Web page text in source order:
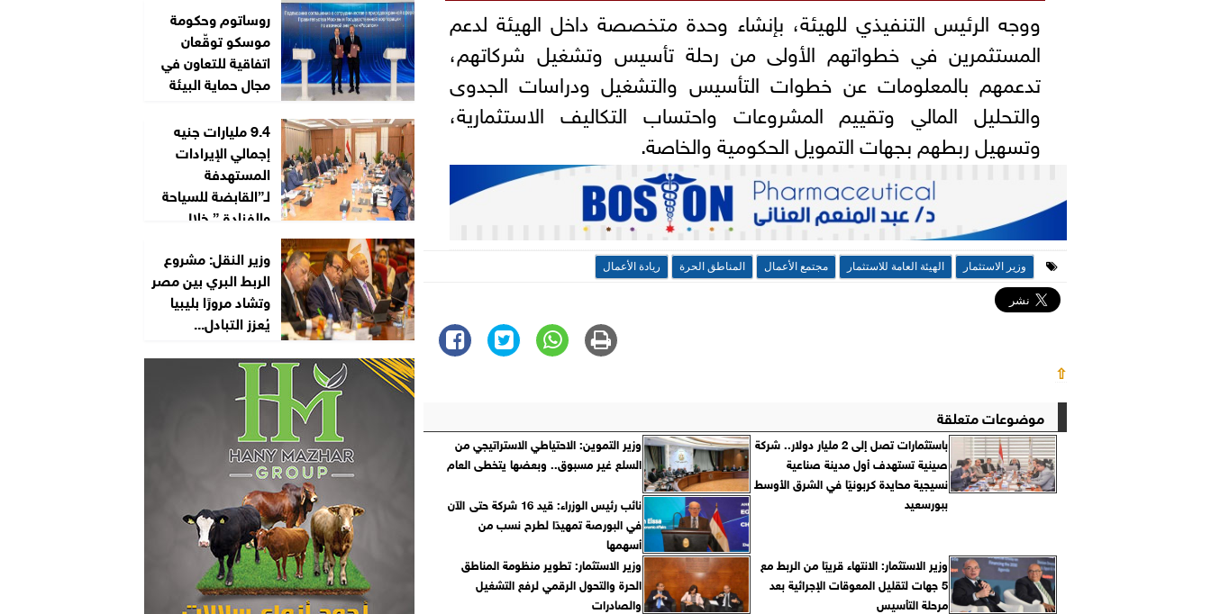
ووجه الرئيس التنفيذي للهيئة، بإنشاء وحدة متخصصة داخل الهيئة لدعم
المستثمرين في خطواتهم الأولى من رحلة تأسيس وتشغيل شركاتهم،
تدعمهم بالمعلومات عن خطوات التأسيس والتشغيل ودراسات الجدوى
والتحليل المالي وتقييم المشروعات واحتساب التكاليف الاستثمارية،
وتسهيل ربطهم بجهات التمويل الحكومية والخاصة.
وزير الاستثمار الهيئة العامة للاستثمار مجتمع الأعمال المناطق الحرة ريادة الأعمال
⇧
موضوعات متعلقة
باستثمارات تصل إلى 2 مليار دولار.. شركة
صينية تستهدف أول مدينة صناعية
نسيجية محايدة كربونيًا في الشرق الأوسط
ببورسعيد
وزير التموين: الاحتياطي الاستراتيجي من
السلع غير مسبوق.. وبعضها يتخطى العام
نائب رئيس الوزراء: قيد 16 شركة حتى الآن
في البورصة تمهيدًا لطرح نسب من
أسهمها
وزير الاستثمار: الانتهاء قريبًا من الربط مع
5 جهات لتقليل المعوقات الإجرائية بعد
مرحلة التأسيس
وزير الاستثمار: تطوير منظومة المناطق
الحرة والتحول الرقمي لرفع التشغيل
والصادرات
روساتوم وحكومة
موسكو توقّعان
اتفاقية للتعاون في
مجال حماية البيئة
9.4 مليارات جنيه
إجمالي الإيرادات
المستهدفة
لـ”القابضة للسياحة
والفنادق” خلال
وزير النقل: مشروع
الربط البري بين مصر
وتشاد مرورًا بليبيا
يُعزز التبادل...